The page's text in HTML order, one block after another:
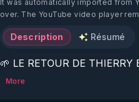
It was automatically imported from
over. The YouTube video player
Description Résumé
🌱 LE RETOUR DE THIERRY
More